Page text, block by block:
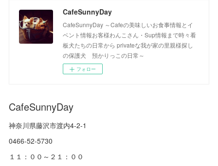
CafeSunnyDay
CafeSunnyDay ～Cafeの美味しいお食事情報とイ
ベント情報お客様わんこさん・Sup情報まで時々看
板犬たちの日常から privateな我が家の里親様探し
の保護犬 預かりっこの日常～
フォロー
CafeSunnyDay
神奈川県藤沢市渡内4-2-1
0466-52-5730
１１：００～２１：００